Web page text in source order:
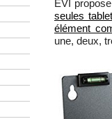
EVI
seules
élément
une, deux,